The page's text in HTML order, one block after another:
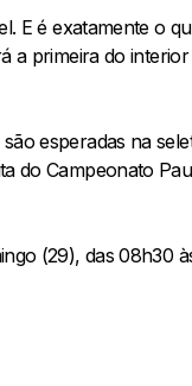
E é exatamente o
a primeira do
esperadas na
do Campeonato
(29), das 08h30